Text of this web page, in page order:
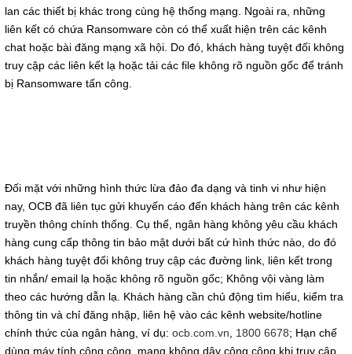
lan các thiết bị khác trong cùng hệ thống mạng. Ngoài ra, những
liên kết có chứa Ransomware còn có thể xuất hiện trên các kênh
chat hoặc bài đăng mạng xã hội. Do đó, khách hàng tuyệt đối không
truy cập các liên kết lạ hoặc tải các file không rõ nguồn gốc để tránh
bị Ransomware tấn công.
Đối mặt với những hình thức lừa đảo đa dạng và tinh vi như hiện
nay, OCB đã liên tục gửi khuyến cáo đến khách hàng trên các kênh
truyền thông chính thống. Cụ thể, ngân hàng không yêu cầu khách
hàng cung cấp thông tin bảo mật dưới bất cứ hình thức nào, do đó
khách hàng tuyệt đối không truy cập các đường link, liên kết trong
tin nhắn/ email lạ hoặc không rõ nguồn gốc; Không vội vàng làm
theo các hướng dẫn lạ. Khách hàng cần chủ động tìm hiểu, kiểm tra
thông tin và chỉ đăng nhập, liên hệ vào các kênh website/hotline
chính thức của ngân hàng, ví dụ: ocb.com.vn 1800 6678; Hạn chế
dùng máy tính công cộng, mạng không dây công cộng khi truy cập